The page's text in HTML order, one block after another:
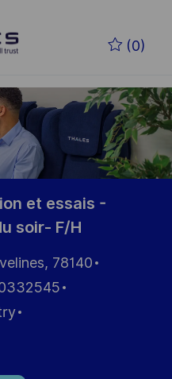
(0)
et essais -
soir- F/H
78140